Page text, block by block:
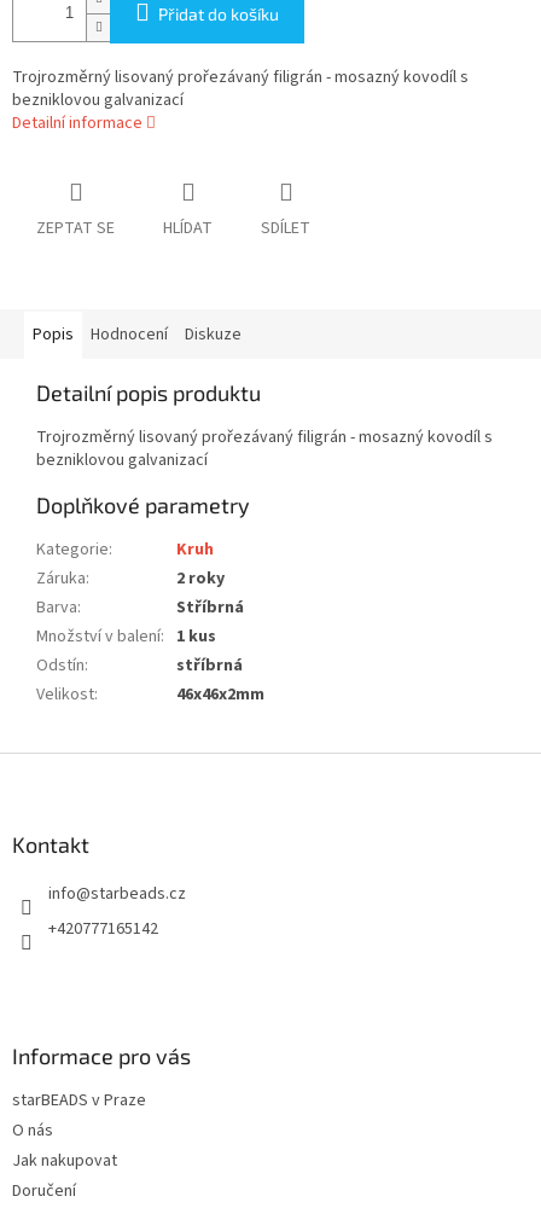
Přidat do košíku
Trojrozměrný lisovaný prořezávaný filigrán - mosazný kovodíl s
bezniklovou galvanizací
Detailní informace
ZEPTAT SE HLÍDAT SDÍLET
Popis Hodnocení Diskuze
Detailní popis produktu
Trojrozměrný lisovaný prořezávaný filigrán - mosazný kovodíl s
bezniklovou galvanizací
Doplňkové parametry
Kategorie:
Kruh
Záruka:
2 roky
Barva:
Stříbrná
Množství v balení: 1 kus
Odstín:
stříbrná
Velikost: 46x46x2mm
Kontakt
info@starbeads.cz
+420777165142
Informace pro vás
starBEADS v Praze
O nás
Jak nakupovat
Doručení